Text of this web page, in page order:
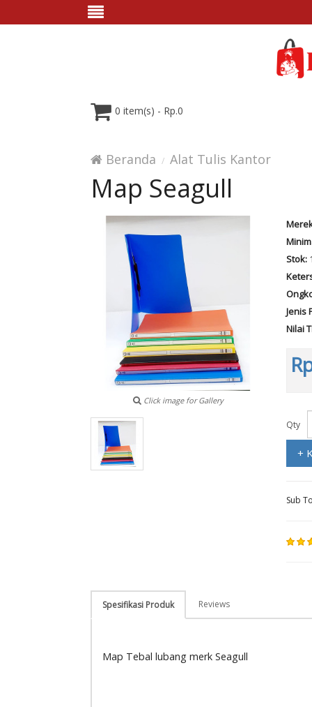
0 item(s) - Rp.0
Beranda Alat Tulis Kantor
Map Seagull
Click image for Gallery
Stok:
Jenis
Nilai
Qty
+
Sub
Spesifikasi Produk Reviews
Map Tebal lubang merk Seagull